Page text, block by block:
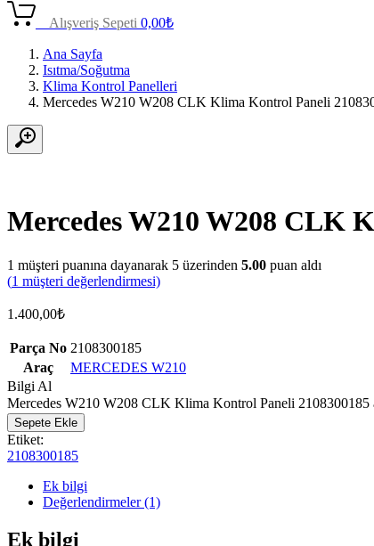
Alışveriş Sepeti 0,00₺
Ana Sayfa
Isıtma/Soğutma
Klima Kontrol Panelleri
Mercedes W210 W208 CLK Klima Kontrol Paneli
Mercedes W210 W208 CLK
1 müşteri puanına dayanarak 5 üzerinden 5.00 puan aldı
(1 müşteri değerlendirmesi)
1.400,00₺
Parça No 2108300185
Araç
MERCEDES W210
Bilgi Al
Mercedes W210 W208 CLK Klima Kontrol Paneli 2108300185
Sepete Ekle
Etiket:
2108300185
Ek bilgi
Değerlendirmeler (1)
Ek bilgi